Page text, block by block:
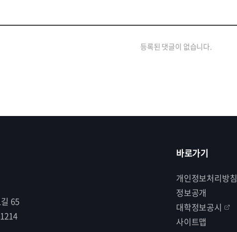
등록된 댓글이 없습니다.
65
바로가기
개인정보처리방침
정보공개
대학정보공시
사이트맵